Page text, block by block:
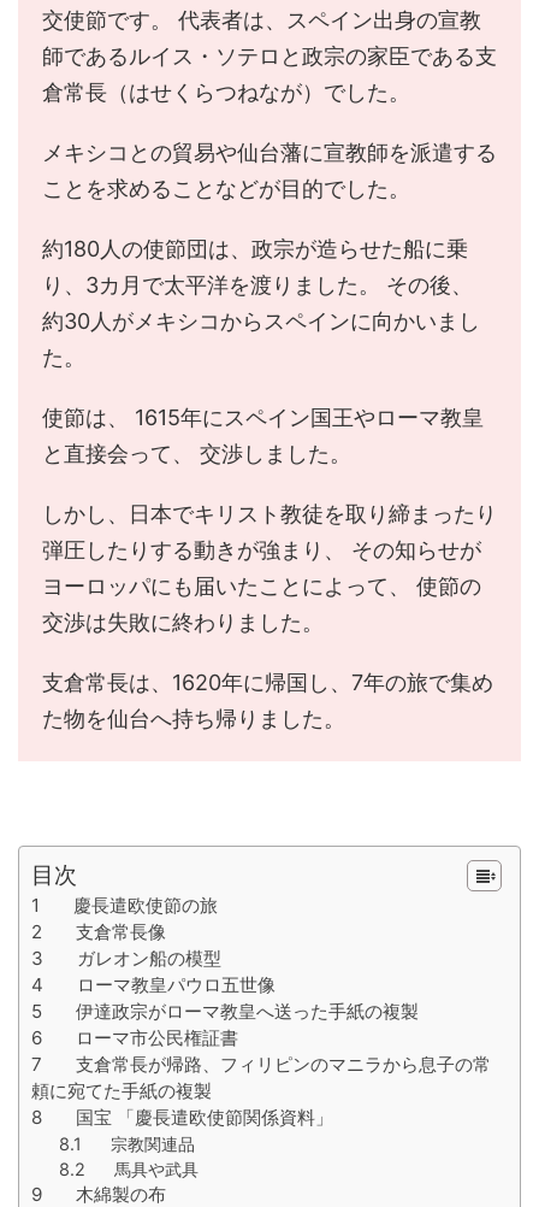
交使節です。 代表者は、スペイン出身の宣教
師であるルイス・ソテロと政宗の家臣である支
倉常長（はせくらつねなが）でした。
メキシコとの貿易や仙台藩に宣教師を派遣する
ことを求めることなどが目的でした。
約180人の使節団は、政宗が造らせた船に乗
り、3カ月で太平洋を渡りました。 その後、
約30人がメキシコからスペインに向かいまし
た。
使節は、 1615年にスペイン国王やローマ教皇
と直接会って、 交渉しました。
しかし、日本でキリスト教徒を取り締まったり
弾圧したりする動きが強まり、 その知らせが
ヨーロッパにも届いたことによって、 使節の
交渉は失敗に終わりました。
支倉常長は、1620年に帰国し、7年の旅で集め
た物を仙台へ持ち帰りました。
目次
1 慶長遣欧使節の旅
2 支倉常長像
3 ガレオン船の模型
4 ローマ教皇パウロ五世像
5 伊達政宗がローマ教皇へ送った手紙の複製
6 ローマ市公民権証書
7 支倉常長が帰路、フィリピンのマニラから息子の常
頼に宛てた手紙の複製
8 国宝 「慶長遣欧使節関係資料」
8.1 宗教関連品
8.2 馬具や武具
9 木綿製の布